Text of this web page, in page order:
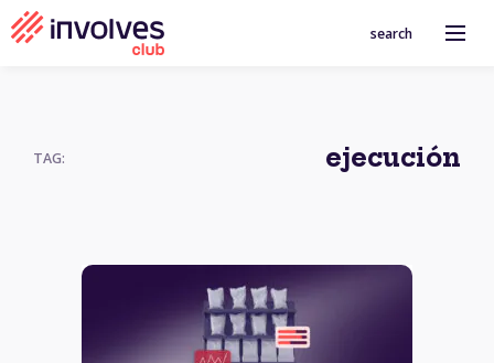
search
TAG: ejecución